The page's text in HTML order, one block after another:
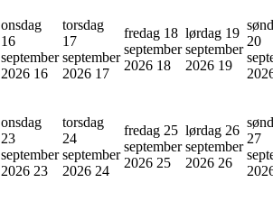
onsdag
16
september
2026 16
torsdag
17
september
2026 17
fredag 18
september
2026 18
lørdag 19
september
2026 19
20
onsdag
23
september
2026 23
torsdag
24
september
2026 24
fredag 25
september
2026 25
lørdag 26
september
2026 26
27